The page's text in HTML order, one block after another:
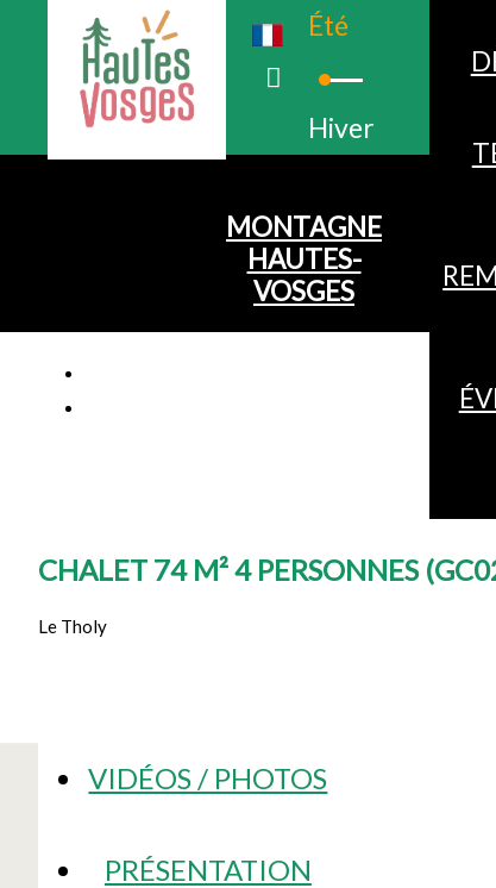
Été
Hiver
MONTAGNE
HAUTES-
VOSGES
CHALET 74 M² 4 PERSONNES (
Le Tholy
VIDÉOS / PHOTOS
PRÉSENTATION